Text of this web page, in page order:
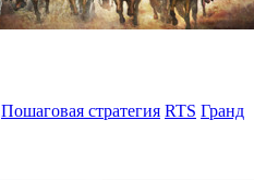
Пошаговая стратегия RTS Гранд